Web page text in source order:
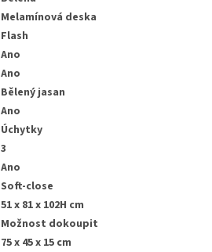
Melamínová deska
Flash
Ano
Ano
Bělený jasan
Ano
Úchytky
3
Ano
Soft-close
51 x 81 x 102H cm
Možnost dokoupit
75 x 45 x 15 cm